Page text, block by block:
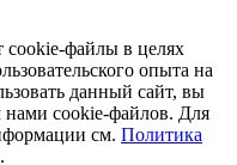
cookie-файлы в целях
опыта на
данный сайт, вы
нами cookie-файлов. Для
см. Политика
.